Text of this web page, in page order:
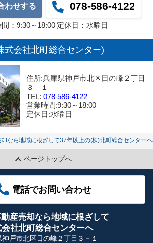
わせする 078-586-4122
：9:30～18:00 定休日：水曜日
式会社北町総合センター)
住所:兵庫県神戸市北区日の峰２丁目
３－１
TEL:078-586-4122
営業時間:9:30～18:00
定休日:水曜日
なら地域に根ざして37年以上の(株)北町総合センターへ
ページトップへ
電話でお問い合わせ
産売却なら地域に根ざして
社北町総合センターへ
戸市北区日の峰２丁目３－１